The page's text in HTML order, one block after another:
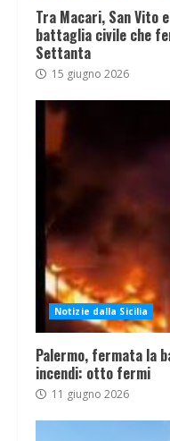
Tra Macari, San Vito
battaglia civile che
Settanta
15 giugno 2026
Notizie dalla Sicilia
Palermo, fermata la
incendi: otto fermi
11 giugno 2026